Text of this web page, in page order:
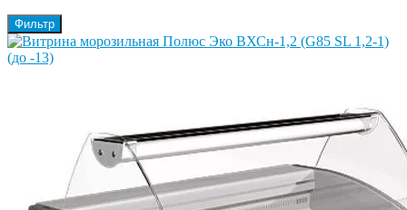
Фильтр